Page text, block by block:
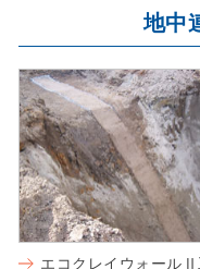
地中
エコクレイウォール